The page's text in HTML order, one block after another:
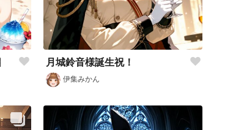
月城鈴音様誕生祝！
伊集みかん